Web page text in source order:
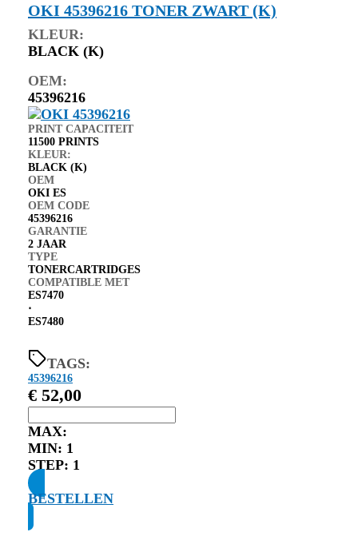
OKI 45396216 TONER ZWART (K)
KLEUR:
BLACK (K)
OEM:
45396216
PRINT CAPACITEIT
11500 PRINTS
KLEUR:
BLACK (K)
OEM
OKI ES
OEM CODE
45396216
GARANTIE
2 JAAR
TYPE
TONERCARTRIDGES
COMPATIBLE MET
ES7470
⋅
ES7480
TAGS:
45396216
€ 52,00
MAX:
MIN: 1
STEP: 1
BESTELLEN